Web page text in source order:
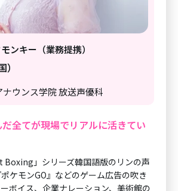
ンキー（業務提携）
ウンス学院 放送声優科
全てが現場でリアルに活きてい
Boxing」シリーズ韓国語版のリンの声
ケモンGO』などのゲーム広告の吹き
ボイス、企業ナレーション、美術館の